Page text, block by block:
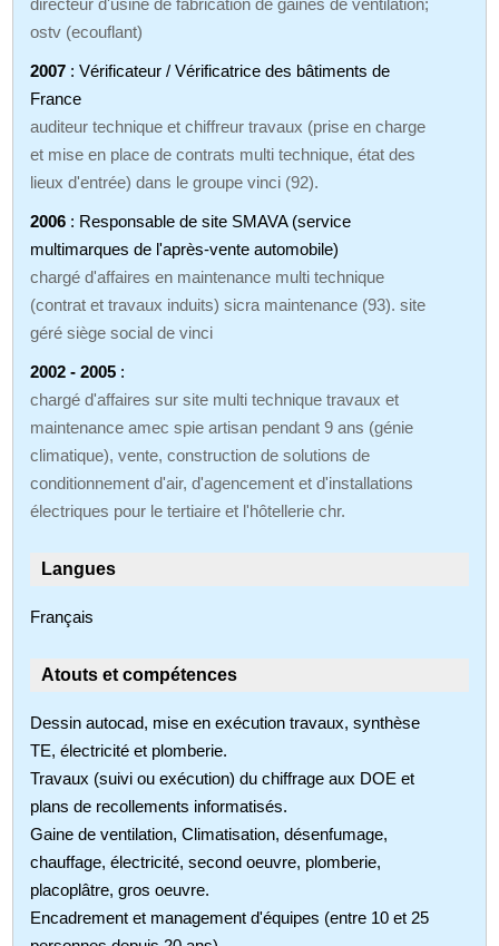
ostv (ecouflant)
2007 : Vérificateur / Vérificatrice des bâtiments de
France
auditeur technique et chiffreur travaux (prise en charge
et mise en place de contrats multi technique, état des
lieux d'entrée) dans le groupe vinci (92).
2006 : Responsable de site SMAVA (service
multimarques de l'après-vente automobile)
chargé d'affaires en maintenance multi technique
(contrat et travaux induits) sicra maintenance (93). site
géré siège social de vinci
2002 - 2005 :
chargé d'affaires sur site multi technique travaux et
maintenance amec spie artisan pendant 9 ans (génie
climatique), vente, construction de solutions de
conditionnement d'air, d'agencement et d'installations
électriques pour le tertiaire et l'hôtellerie chr.
Langues
Français
Atouts et compétences
Dessin autocad, mise en exécution travaux, synthèse
TE, électricité et plomberie.
Travaux (suivi ou exécution) du chiffrage aux DOE et
plans de recollements informatisés.
Gaine de ventilation, Climatisation, désenfumage,
chauffage, électricité, second oeuvre, plomberie,
placoplâtre, gros oeuvre.
Encadrement et management d'équipes (entre 10 et 25